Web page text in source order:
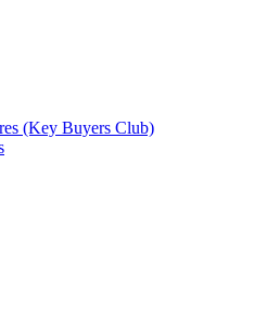
(Key Buyers Club)